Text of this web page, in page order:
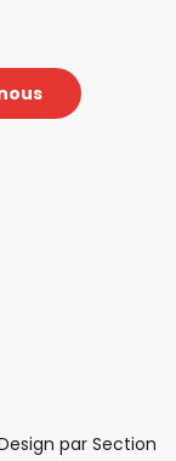
par Section